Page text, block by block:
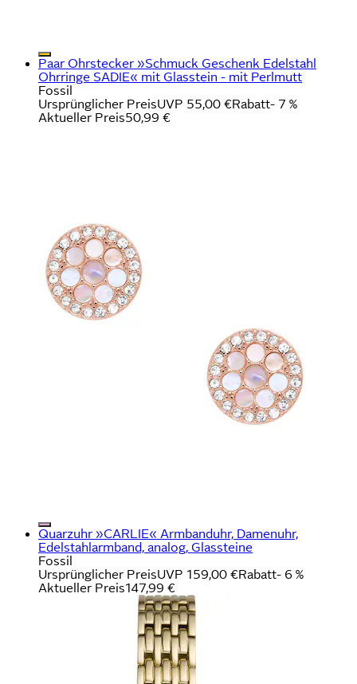
Paar Ohrstecker »Schmuck Geschenk Edelstahl
Ohrringe SADIE« mit Glasstein - mit Perlmutt
Fossil
Ursprünglicher PreisUVP 55,00 €Rabatt- 7 %
Aktueller Preis50,99 €
Quarzuhr »CARLIE« Armbanduhr, Damenuhr,
Edelstahlarmband, analog, Glassteine
Fossil
Ursprünglicher PreisUVP 159,00 €Rabatt- 6 %
Aktueller Preis147,99 €